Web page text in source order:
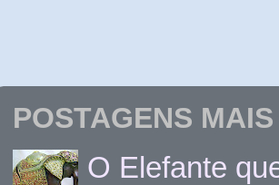
POSTAGENS
O Elefante